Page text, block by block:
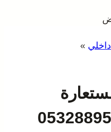
»
ت : 0532889551